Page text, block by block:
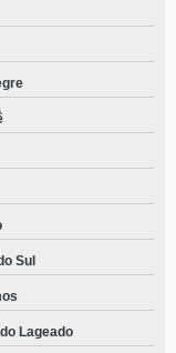
Sul
Lageado